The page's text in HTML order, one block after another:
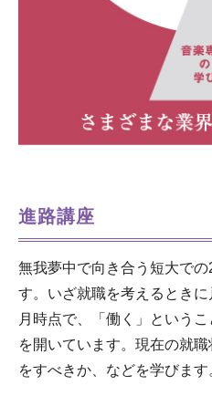
進路講座
無我夢中で向き合う短大で
す。いざ就職を考えるとき
月時点で、「働く」という
を開いています。現在の就
をすべきか、などを学びます